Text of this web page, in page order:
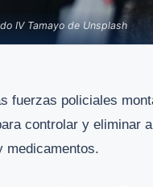
IV Tamayo de Unsplash
fuerzas policiales
controlar y eliminar
medicamentos.